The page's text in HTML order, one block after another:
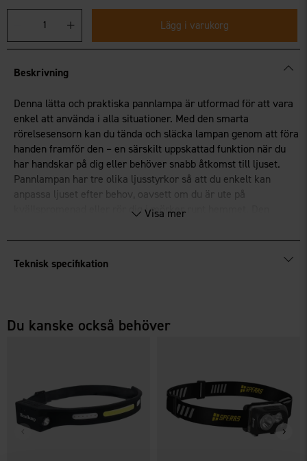
Lägg i varukorg
Beskrivning
Denna lätta och praktiska pannlampa är utformad för att vara
enkel att använda i alla situationer. Med den smarta
rörelsesensorn kan du tända och släcka lampan genom att föra
handen framför den – en särskilt uppskattad funktion när du
har handskar på dig eller behöver snabb åtkomst till ljuset.
Pannlampan har tre olika ljusstyrkor så att du enkelt kan
anpassa ljuset efter behov, oavsett om du är ute på
kvällspromenad eller rör dig i mörker runt hemmet. Den
den.
Smart rörelsesensor för on/off
Visa mer
Teknisk specifikation
Du kanske också behöver